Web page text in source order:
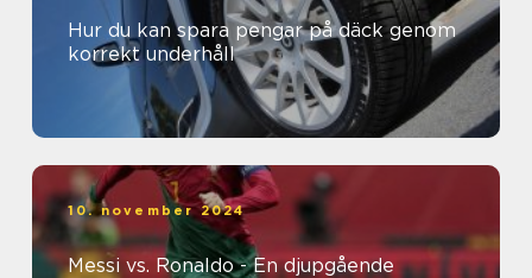
Hur du kan spara pengar på däck genom
korrekt underhåll
10. november 2024
Messi vs. Ronaldo - En djupgående